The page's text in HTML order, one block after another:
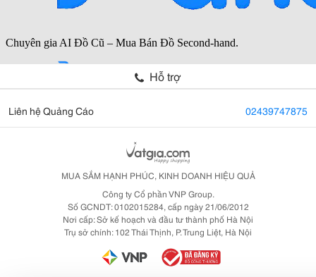
Hỗ trợ
Liên hệ Quảng Cáo 02439747875
MUA SẮM HẠNH PHÚC, KINH DOANH HIỆU QUẢ
Công ty Cổ phần VNP Group.
Số GCNDT: 0102015284, cấp ngày 21/06/2012
Nơi cấp: Sở kế hoạch và đầu tư thành phố Hà Nội
Trụ sở chính: 102 Thái Thịnh, P. Trung Liệt, Hà Nội